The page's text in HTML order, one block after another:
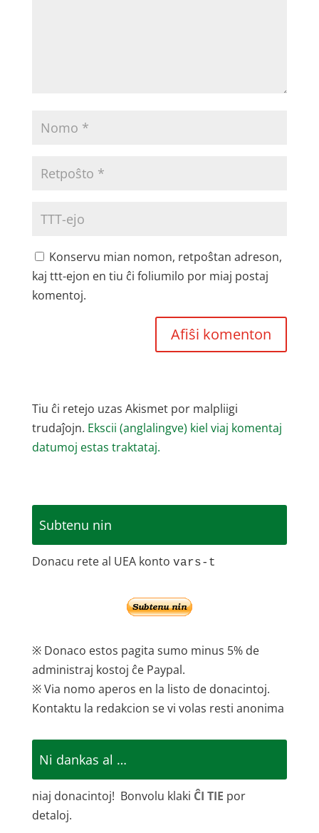
Konservu mian nomon, retpoŝtan adreson,
kaj ttt-ejon en tiu ĉi foliumilo por miaj postaj
komentoj.
Tiu ĉi retejo uzas Akismet por malpliigi
trudaĵojn. Ekscii (anglalingve) kiel viaj komentaj
datumoj estas traktataj.
Subtenu nin
Donacu rete al UEA konto vars-t
※ Donaco estos pagita sumo minus 5% de
administraj kostoj ĉe Paypal.
※ Via nomo aperos en la listo de donacintoj.
Kontaktu la redakcion se vi volas resti anonima
Ni dankas al …
niaj donacintoj! Bonvolu klaki ĈI TIE por
detaloj.